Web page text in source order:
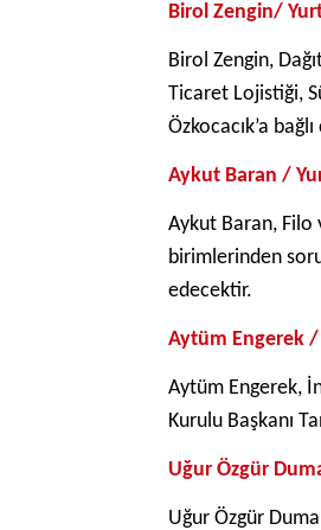
Birol Zengin/
Birol Zengin,
Ticaret Lojistiği,
Özkocacık’a
Aykut Baran /
Aykut Baran,
birimlerinden
edecektir.
Aytüm Engerek /
Aytüm Engerek,
Kurulu Başkanı
Uğur Özgür
Uğur Özgür